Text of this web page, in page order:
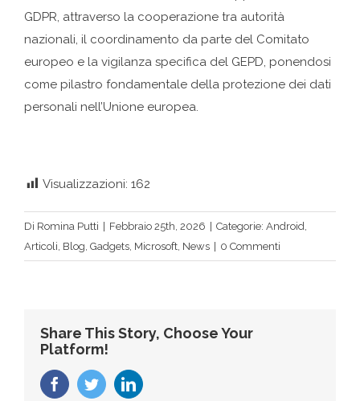
GDPR, attraverso la cooperazione tra autorità
nazionali, il coordinamento da parte del Comitato
europeo e la vigilanza specifica del GEPD, ponendosi
come pilastro fondamentale della protezione dei dati
personali nell’Unione europea.
Visualizzazioni: 162
Di Romina Putti Febbraio 25th, 2026 Categorie: Android,
Articoli, Blog, Gadgets, Microsoft, News 0 Commenti
Share This Story, Choose Your
Platform!
FacebookTwitterLinkedIn